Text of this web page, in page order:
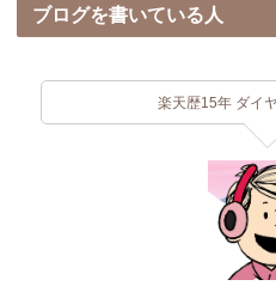
ブログを書いている人
楽天歴15年 ダイ